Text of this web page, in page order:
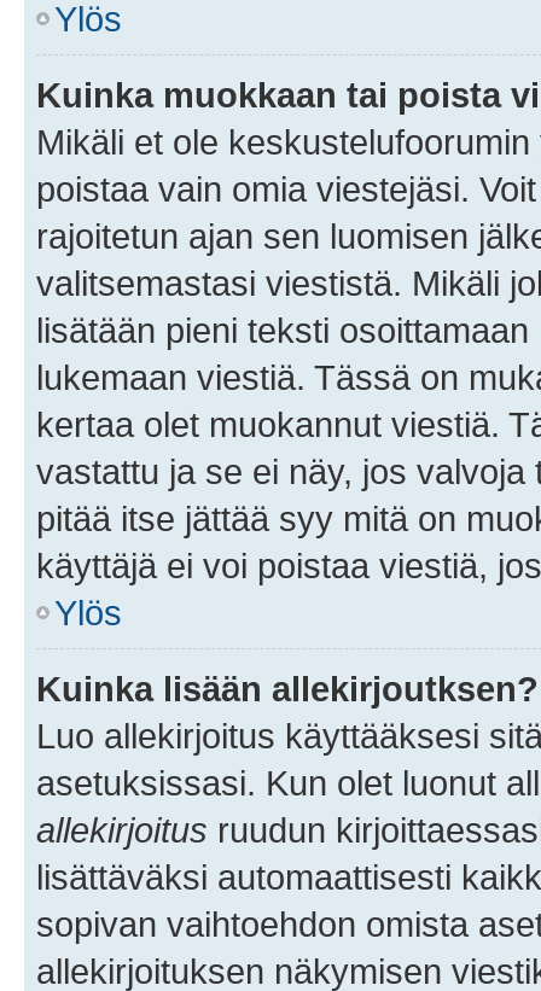
Ylös
Kuinka muokkaan tai poista
Mikäli et ole
poistaa vain omia viestejäsi.
rajoitetun ajan sen luomisen
valitsemastasi viestistä. Mikäli
lisätään pieni teksti
lukemaan viestiä. Tässä on
kertaa olet muokannut viestiä.
vastattu ja se ei näy, jos
pitää itse jättää syy mitä on
käyttäjä ei voi poistaa viestiä,
Ylös
Kuinka lisään allekirjoutksen?
Luo allekirjoitus käyttääksesi
asetuksissasi. Kun olet luonut
allekirjoitus ruudun
lisättäväksi automaattisesti
sopivan vaihtoehdon omista
allekirjoituksen näkymisen